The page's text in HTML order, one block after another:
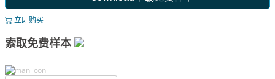
立即购买
索取免费样本